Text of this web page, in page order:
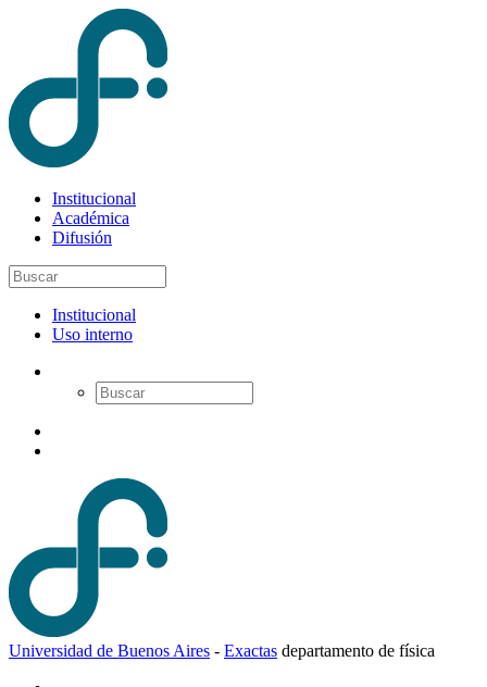
Institucional
Académica
Difusión
Institucional
Uso interno
Universidad de Buenos Aires - Exactas departamento de física